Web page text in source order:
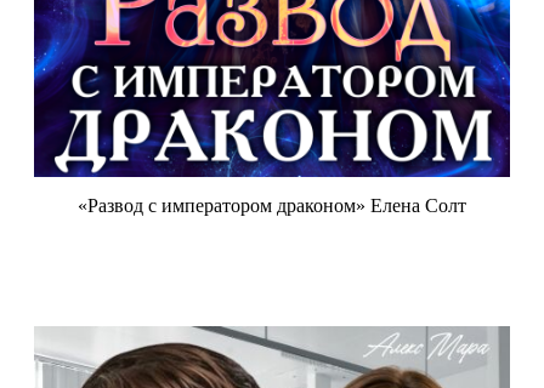
«Развод с императором драконом» Елена Солт